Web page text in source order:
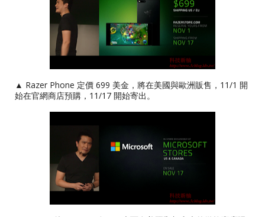
▲ Razer Phone 定價 699 美金，將在美國與歐洲販售，11/1 開
始在官網商店預購，11/17 開始寄出。